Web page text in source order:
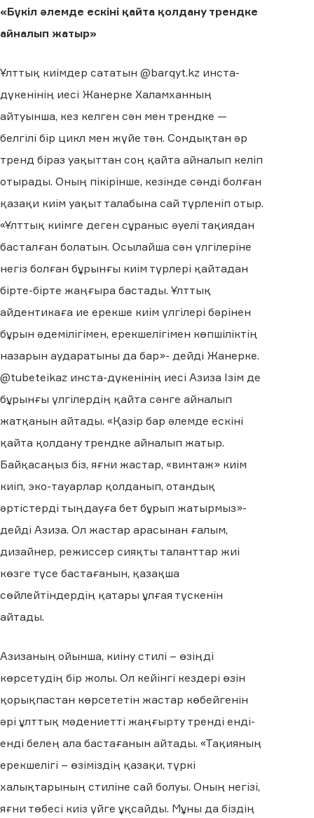
«Бүкіл әлемде ескіні қайта қолдану трендке
айналып жатыр»
Ұлттық киімдер сататын @barqyt.kz инста-
дүкенінің иесі Жанерке Халамханның
айтуынша, кез келген сән мен трендке —
белгілі бір цикл мен жүйе тән. Сондықтан әр
тренд біраз уақыттан соң қайта айналып келіп
отырады. Оның пікірінше, кезінде сәнді болған
қазақи киім уақыт талабына сай түрленіп отыр.
«Ұлттық киімге деген сұраныс әуелі тақиядан
басталған болатын. Осылайша сән үлгілеріне
негіз болған бұрынғы киім түрлері қайтадан
бірте-бірте жаңғыра бастады. Ұлттық
айдентикаға ие ерекше киім үлгілері бәрінен
бұрын әдемілігімен, ерекшелігімен көпшіліктің
назарын аударатыны да бар»- дейді Жанерке.
@tubeteikaz инста-дүкенінің иесі Азиза Ізім де
бұрынғы үлгілердің қайта сәнге айналып
жатқанын айтады. «Қазір бар әлемде ескіні
қайта қолдану трендке айналып жатыр.
Байқасаңыз біз, яғни жастар, «винтаж» киім
киіп, эко-тауарлар қолданып, отандық
әртістерді тыңдауға бет бұрып жатырмыз»-
дейді Азиза. Ол жастар арасынан ғалым,
дизайнер, режиссер сияқты таланттар жиі
көзге түсе бастағанын, қазақша
сөйлейтіндердің қатары ұлғая түскенін
айтады.
Азизаның ойынша, киіну стилі – өзіңді
көрсетудің бір жолы. Ол кейінгі кездері өзін
қорықпастан көрсететін жастар көбейгенін
әрі ұлттық мәдениетті жаңғырту тренді енді-
енді белең ала бастағанын айтады. «Тақияның
ерекшелігі – өзіміздің қазақи, түркі
халықтарының стиліне сай болуы. Оның негізі,
яғни төбесі киіз үйге ұқсайды. Мұны да біздің